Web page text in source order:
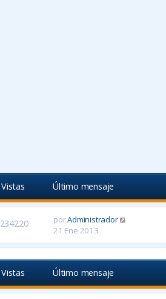
Vistas Último mensaje
234220 porAdministrador
21 Ene 2013
Vistas Último mensaje